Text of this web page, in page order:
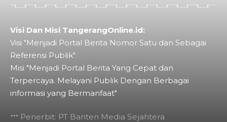
Visi Dan Misi TangerangOnline.id:
Visi "Menjadi Portal Berita Nomor Satu dan Sebagai
Referensi Publik"
Misi "Menjadi Portal Berita Yang Cepat dan
Terpercaya. Melayani Publik Dengan Berbagai
informasi yang Bermanfaat"
Penerbit: PT Banten Media Sejahtera